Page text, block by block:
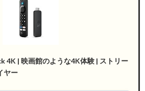
4K | 映画館のような4K体験 | ストリー
ヤー